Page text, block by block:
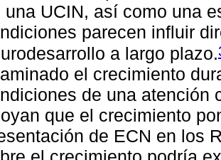
una UCIN, así como una
parecen influir
a largo plazo.
el crecimiento
de una atención
que el crecimiento
de ECN en los